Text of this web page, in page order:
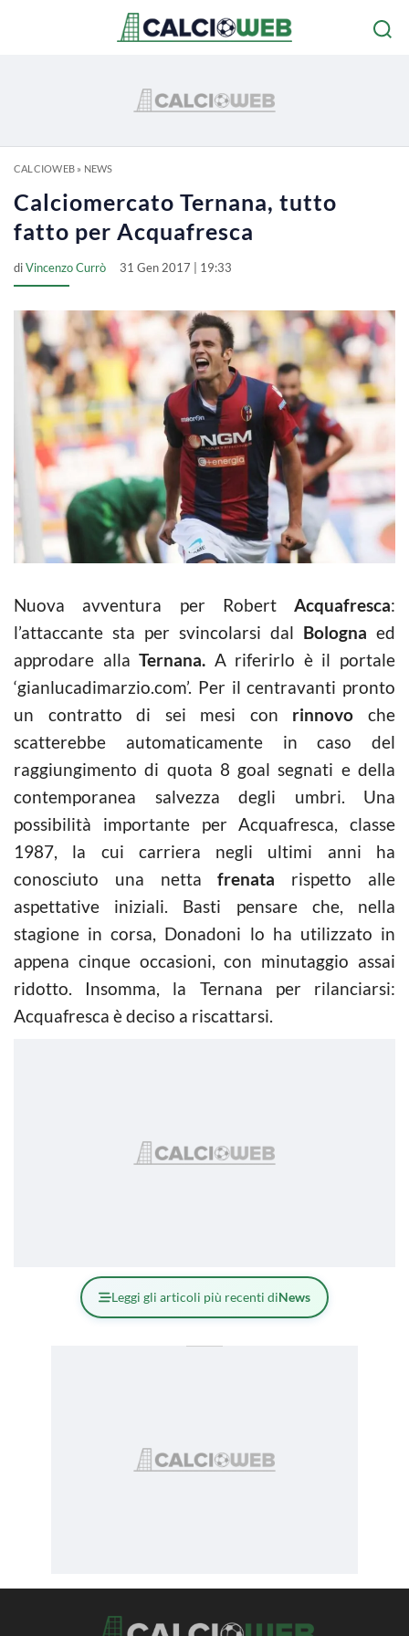
CALCIOWEB» NEWS
Calciomercato Ternana, tutto
fatto per Acquafresca
diVincenzo Currò 31 Gen 2017 | 19:33
Nuova avventura per Robert Acquafresca:
l’attaccante sta per svincolarsi dal Bologna ed
approdare allaTernana. A riferirlo è il portale
‘gianlucadimarzio.com’. Per il centravanti pronto
un contratto di sei mesi con rinnovo che
scatterebbe automaticamente in caso del
raggiungimento di quota 8 goal segnati e della
contemporanea salvezza degli umbri. Una
possibilità importante per Acquafresca, classe
1987, la cui carriera negli ultimi anni ha
conosciuto una nettafrenata rispetto alle
aspettative iniziali. Basti pensare che, nella
stagione in corsa, Donadoni lo ha utilizzato in
appena cinque occasioni, con minutaggio assai
ridotto. Insomma, la Ternana per rilanciarsi:
Acquafresca è deciso a riscattarsi.
Leggi gli articoli più recenti diNews